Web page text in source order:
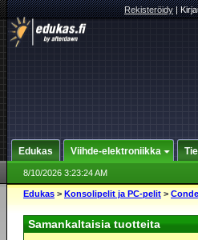
Rekisteröidy|
Edukas Viihde-elektroniikka
8/10/2026 3:23:24 AM
Edukas > Konsolipelit ja PC-pelit >
Samankaltaisia tuotteita